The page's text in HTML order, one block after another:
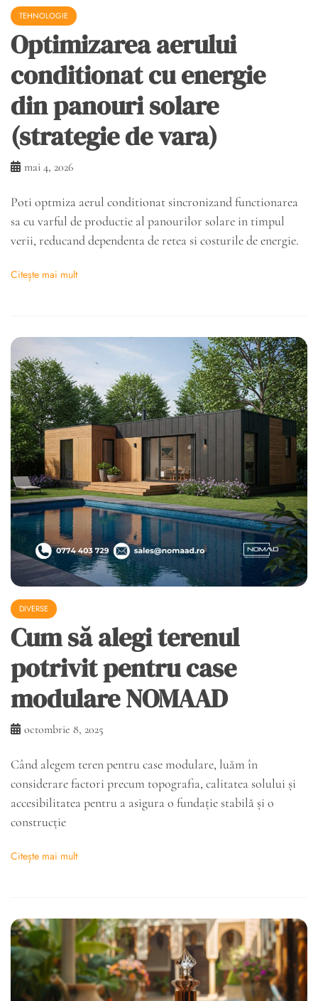
TEHNOLOGIE
Optimizarea aerului
conditionat cu energie
din panouri solare
(strategie de vara)
mai 4, 2026
Poti optmiza aerul conditionat sincronizand functionarea
sa cu varful de productie al panourilor solare in timpul
verii, reducand dependenta de retea si costurile de energie.
Citește mai mult
DIVERSE
Cum să alegi terenul
potrivit pentru case
modulare NOMAAD
octombrie 8, 2025
Când alegem teren pentru case modulare, luăm în
considerare factori precum topografia, calitatea solului și
accesibilitatea pentru a asigura o fundație stabilă și o
construcție
Citește mai mult